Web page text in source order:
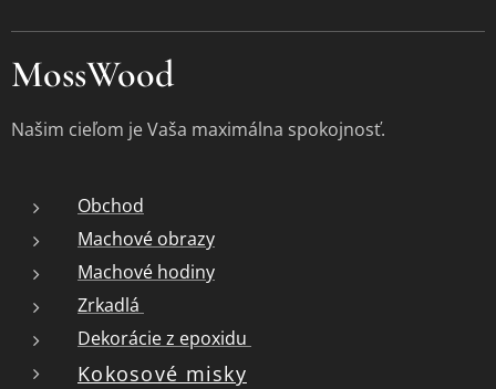
MossWood
Našim cieľom je Vaša maximálna spokojnosť.
Obchod
Machové obrazy
Machové hodiny
Zrkadlá
Dekorácie z epoxidu
Kokosové misky